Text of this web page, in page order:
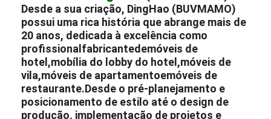
Nós nos destacamos na criação de designs de
diversos estilos para atender às necessidades
e aspirações exclusivas dos hoteleiros,